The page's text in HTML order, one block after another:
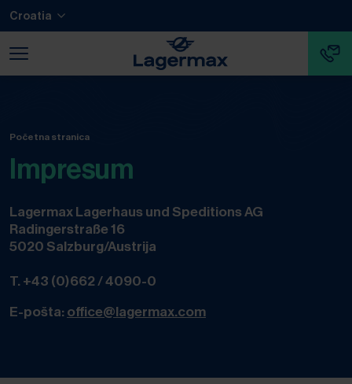
Prijeđi na glavni sadržaj
Prijeđi na podnožje
Croatia
Početna stranica
Impresum
Lagermax Lagerhaus und Speditions AG
Radingerstraße 16
5020 Salzburg/Austrija
T.+43 (0)662 / 4090-0
E-pošta:office@lagermax.com